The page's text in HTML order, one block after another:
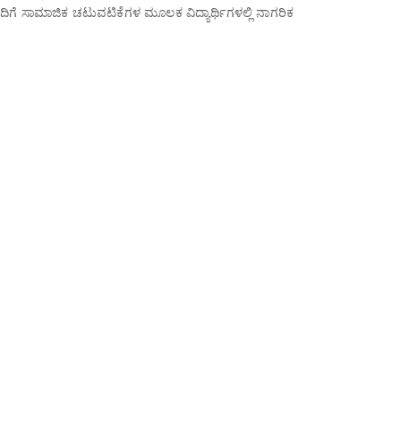
ಸಾಮಾಜಿಕ ಚಟುವಟಿಕೆಗಳ ಮೂಲಕ ವಿದ್ಯಾರ್ಥಿಗಳಲ್ಲಿ ನಾಗರಿಕ